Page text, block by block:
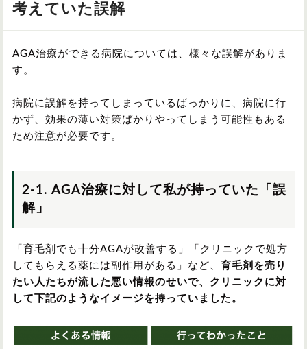
考えていた誤解
AGA治療ができる病院については、様々な誤解がありま
す。
病院に誤解を持ってしまっているばっかりに、病院に行
かず、効果の薄い対策ばかりやってしまう可能性もある
ため注意が必要です。
2-1. AGA治療に対して私が持っていた「誤
解」
「育毛剤でも十分AGAが改善する」「クリニックで処方
してもらえる薬には副作用がある」など、 育毛剤を売り
たい人たちが流した悪い情報のせいで、 クリニックに対
して下記のようなイメージを持っていました。